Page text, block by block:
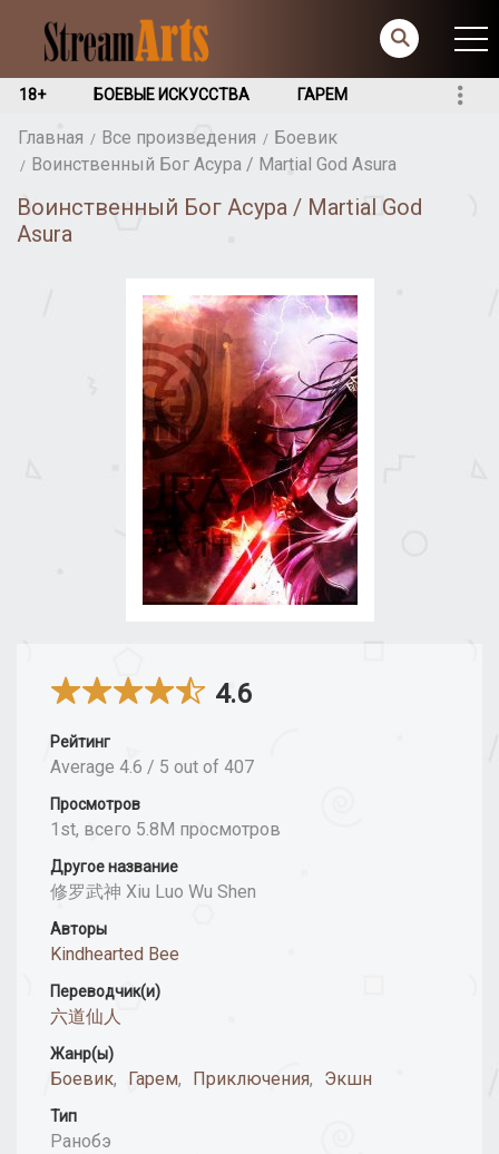
18+ БОЕВЫЕ ИСКУССТВА ГАРЕМ
Главная Все произведения
Боевик
Воинственный Бог Асура / Martial God Asura
Воинственный Бог Асура / Martial God
Asura
4.6
Рейтинг
Average 4.6 / 5 out of 407
Просмотров
1st, всего 5.8M просмотров
Другое название
修罗武神 Xiu Luo Wu Shen
Авторы
Kindhearted Bee
Переводчик(и)
六道仙人
Жанр(ы)
Боевик, Гарем, Приключения, Экшн
Тип
Ранобэ